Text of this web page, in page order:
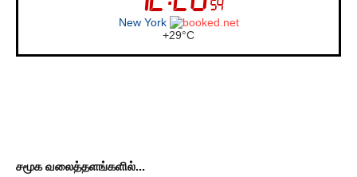
London
+28°C
சமூக வலைத்தளங்களில்...